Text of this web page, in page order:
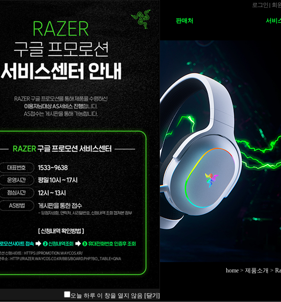
오늘 하루 이 창을 열지 않음 [닫기]
로그인 | 회
제품 판매처 서비
home > 제품소개 >